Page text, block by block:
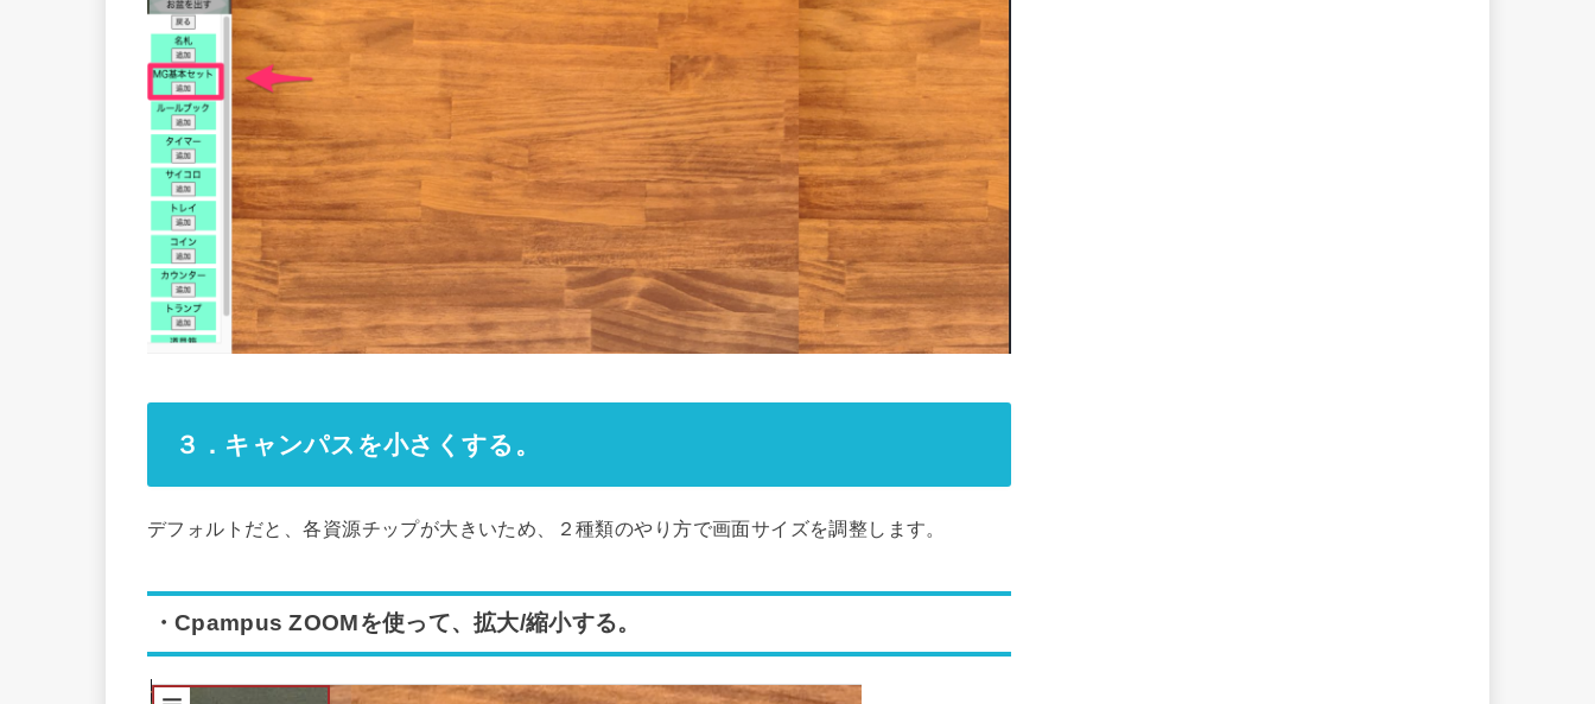
３．キャンパスを小さくする。
デフォルトだと、各資源チップが大きいため、２種類のやり方で画面サイズを調整します。
・Cpampus ZOOMを使って、拡大/縮小する。